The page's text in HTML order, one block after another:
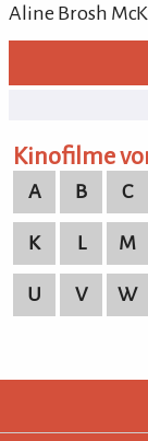
Aline Brosh
Kinofilme
A B C
K L M
U V W
KULTURpur